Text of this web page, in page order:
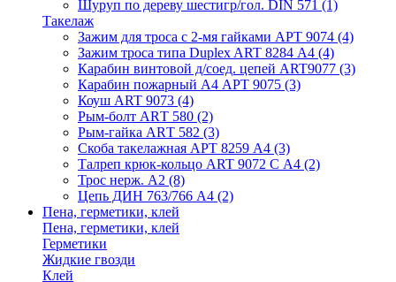
Шуруп по дереву шестигр/гол. DIN 571 (1)
Такелаж
Зажим для троса с 2-мя гайками АРТ 9074 (4)
Зажим троса типа Duplex ART 8284 А4 (4)
Карабин винтовой д/соед. цепей ART9077 (3)
Карабин пожарный А4 АРТ 9075 (3)
Коуш ART 9073 (4)
Рым-болт АRТ 580 (2)
Рым-гайка АRТ 582 (3)
Скоба такелажная АРТ 8259 А4 (3)
Талреп крюк-кольцо ART 9072 С A4 (2)
Трос нерж. А2 (8)
Цепь ДИН 763/766 А4 (2)
Пена, герметики, клей
Пена, герметики, клей
Герметики
Жидкие гвозди
Клей